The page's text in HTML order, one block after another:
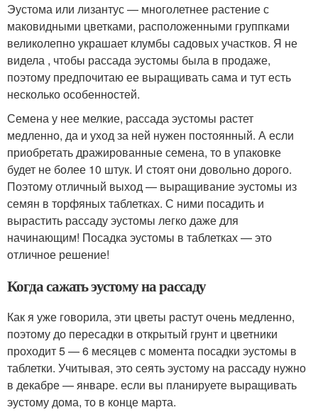
Эустома или лизантус — многолетнее растение с
маковидными цветками, расположенными группками
великолепно украшает клумбы садовых участков. Я не
видела , чтобы рассада эустомы была в продаже,
поэтому предпочитаю ее выращивать сама и тут есть
несколько особенностей.
Семена у нее мелкие, рассада эустомы растет
медленно, да и уход за ней нужен постоянный. А если
приобретать дражированные семена, то в упаковке
будет не более 10 штук. И стоят они довольно дорого.
Поэтому отличный выход — выращивание эустомы из
семян в торфяных таблетках. С ними посадить и
вырастить рассаду эустомы легко даже для
начинающим! Посадка эустомы в таблетках — это
отличное решение!
Когда сажать эустому на рассаду
Как я уже говорила, эти цветы растут очень медленно,
поэтому до пересадки в открытый грунт и цветники
проходит 5 — 6 месяцев с момента посадки эустомы в
таблетки. Учитывая, это сеять эустому на рассаду нужно
в декабре — январе. если вы планируете выращивать
эустому дома, то в конце марта.